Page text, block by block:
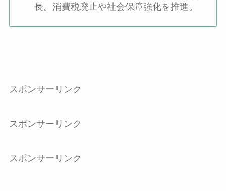
長。消費税廃止や社会保障強化を推進。
スポンサーリンク
スポンサーリンク
スポンサーリンク